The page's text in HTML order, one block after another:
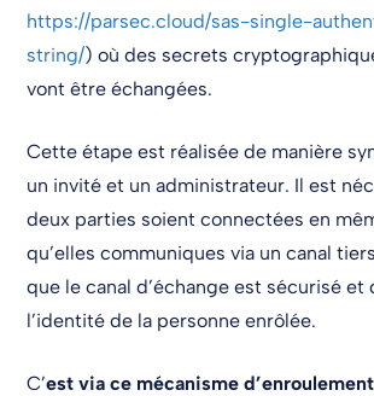
https://parsec.cloud/sas-single-
string/) où des secrets
vont être échangées.
Cette étape est réalisée de manière
un invité et un administrateur. Il est
deux parties soient connectées en
qu’elles communiques via un canal
que le canal d’échange est sécurisé
l’identité de la personne enrôlée.
C’est via ce mécanisme